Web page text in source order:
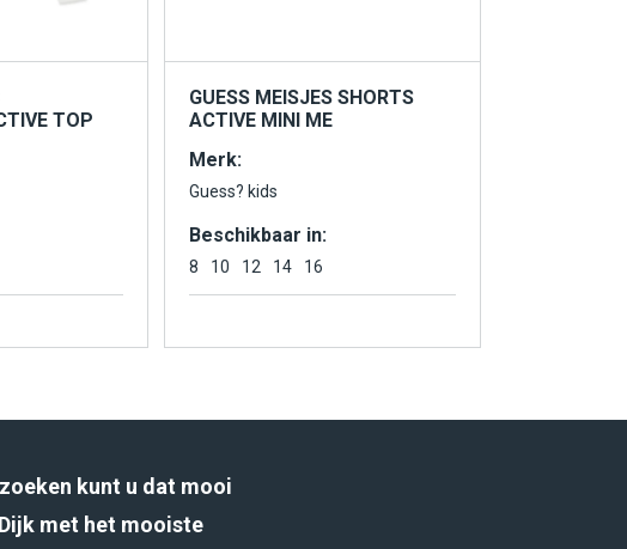
TOP
GUESS MEISJES SHORTS
ACTIVE MINI ME
Merk:
Guess? kids
Beschikbaar in:
8 10 12 14 16
kunt u dat mooi
met het mooiste